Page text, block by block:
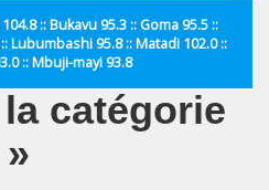
:: Bukavu 95.3 :: Goma 95.5 ::
Lubumbashi 95.8 :: Matadi 102.0 ::
:: Mbuji-mayi 93.8
catégorie